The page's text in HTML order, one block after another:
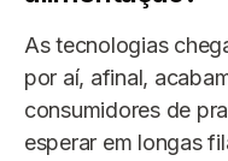
As tecnologias
por aí, afinal,
consumidores de
esperar em longas